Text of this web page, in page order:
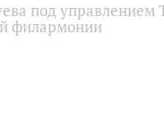
под управлением
филармонии